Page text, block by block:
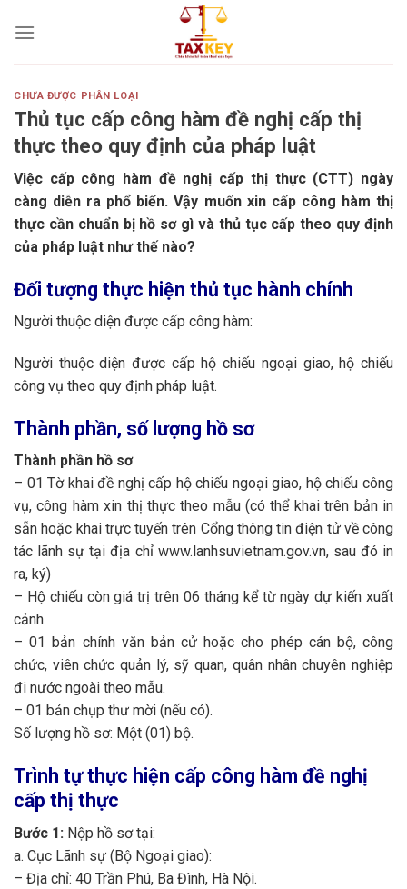
CHƯA ĐƯỢC PHÂN LOẠI
Thủ tục cấp công hàm đề nghị cấp thị
thực theo quy định của pháp luật
Việc cấp công hàm đề nghị cấp thị thực (CTT) ngày
càng diễn ra phổ biến. Vậy muốn xin cấp công hàm thị
thực cần chuẩn bị hồ sơ gì và thủ tục cấp theo quy định
của pháp luật như thế nào?
Đối tượng thực hiện thủ tục hành chính
Người thuộc diện được cấp công hàm:
Người thuộc diện được cấp hộ chiếu ngoại giao, hộ chiếu
công vụ theo quy định pháp luật.
Thành phần, số lượng hồ sơ
Thành phần hồ sơ
– 01 Tờ khai đề nghị cấp hộ chiếu ngoại giao, hộ chiếu công
vụ, công hàm xin thị thực theo mẫu (có thể khai trên bản in
sẵn hoặc khai trực tuyến trên Cổng thông tin điện tử về công
tác lãnh sự tại địa chỉ www.lanhsuvietnam.gov.vn, sau đó in
ra, ký)
– Hộ chiếu còn giá trị trên 06 tháng kể từ ngày dự kiến xuất
cảnh.
– 01 bản chính văn bản cử hoặc cho phép cán bộ, công
chức, viên chức quản lý, sỹ quan, quân nhân chuyên nghiệp
đi nước ngoài theo mẫu.
– 01 bản chụp thư mời (nếu có).
Số lượng hồ sơ: Một (01) bộ.
Trình tự thực hiện cấp công hàm đề nghị
cấp thị thực
Bước 1: Nộp hồ sơ tại:
a. Cục Lãnh sự (Bộ Ngoại giao):
– Địa chỉ: 40 Trần Phú, Ba Đình, Hà Nội.